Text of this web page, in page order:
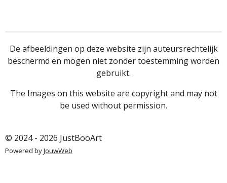
De afbeeldingen op deze website zijn auteursrechtelijk
beschermd en mogen niet zonder toestemming worden
gebruikt.
The Images on this website are copyright and may not
be used without permission.
© 2024 - 2026 JustBooArt
Powered byJouwWeb